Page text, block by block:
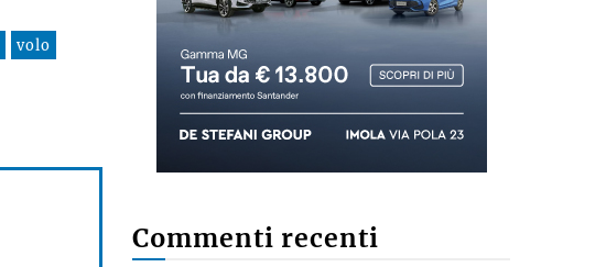
volo
Commenti recenti